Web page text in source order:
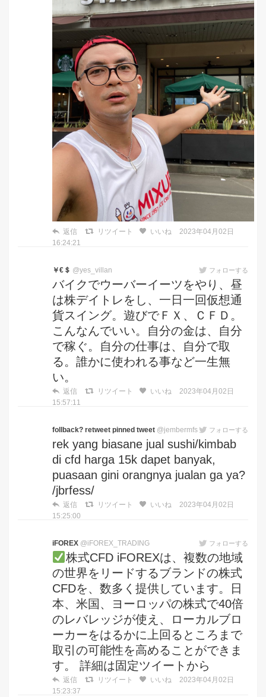
返信 リツイート いいね
2023年04月02日
16:24:21
￥€＄ @yes_villan フォローする
バイクでウーバーイーツをやり、昼
は株デイトレをし、一日一回仮想通
貨スイング。遊びでＦＸ、ＣＦＤ。
こんなんでいい。自分の金は、自分
で稼ぐ。自分の仕事は、自分で取
る。誰かに使われる事など一生無
い。
返信 リツイート いいね
2023年04月02日
15:57:11
follback? retweet pinned tweet @jembermfs フォローする
rek yang biasane jual sushi/kimbab
di cfd harga 15k dapet banyak,
puasaan gini orangnya jualan ga ya?
/jbrfess/
返信 リツイート いいね
2023年04月02日
15:25:00
iFOREX @iFOREX_TRADING フォローする
株式CFD iFOREXは、複数の地域
の世界をリードするブランドの株式
CFDを、数多く提供しています。日
本、米国、ヨーロッパの株式で40倍
のレバレッジが使え、ローカルブロ
ーカーをはるかに上回るところまで
取引の可能性を高めることができま
す。 詳細は固定ツイートから
返信 リツイート いいね
2023年04月02日
15:23:37